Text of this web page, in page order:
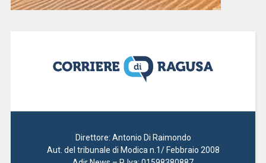
Direttore: Antonio Di Raimondo
Aut. del tribunale di Modica n.1/ Febbraio 2008